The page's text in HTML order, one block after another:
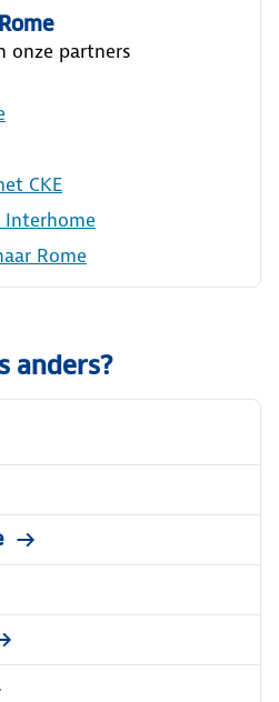
onze partners
CKE
Interhome
Rome
anders?